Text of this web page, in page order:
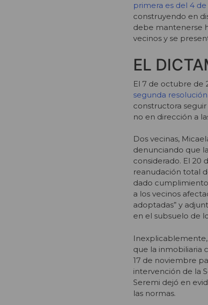
primera es del 4
construyendo en
debe mantenerse
vecinos y se
EL
El 7 de octubre de
segunda resolución
constructora
no en dirección a
Dos vecinas,
denunciando que
considerado. El 20
reanudación total
dado
a los vecinos
adoptadas” y
en el subsuelo de
que la inmobiliaria
17 de noviembre
intervención de la
Seremi dejó en
las normas.